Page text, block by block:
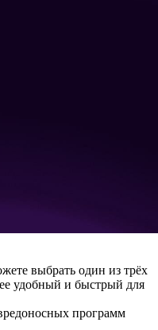
выбрать один из трёх
удобный и быстрый для
программ